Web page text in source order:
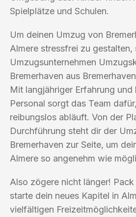
Spielplätze und Schulen.
Um deinen Umzug von
Almere stressfrei zu gestalten,
Umzugsunternehmen
Bremerhaven aus
Mit langjähriger Erfahrung und
Personal sorgt das Team
reibungslos abläuft. Von der
Durchführung steht dir der
Bremerhaven zur Seite, um
Almere so angenehm wie
Also zögere nicht länger!
starte dein neues Kapitel in
vielfältigen